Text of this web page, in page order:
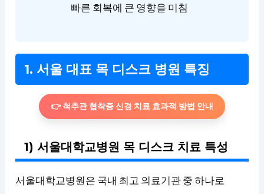
빠른 회복에 큰 영향을 미침
1. 서울 대표 목 디스크 병원 특징
👉 척추관 협착증 신경 치료 효과적 방법 안내
1) 서울대학교병원 목 디스크 치료 특성
서울대학교병원은 국내 최고 의료기관 중 하나로